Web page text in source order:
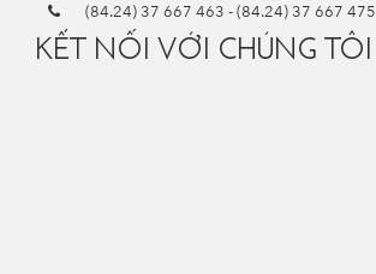
(84.24) 37 667 463 -(84.24) 37 667 475
KẾT NỐI VỚI CHÚNG TÔI